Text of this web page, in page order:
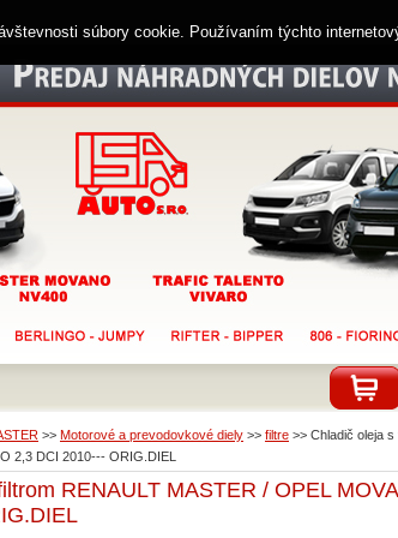
>> Motorové a prevodovkové diely >> filtre >> Chladič oleja s
2,3 DCI 2010--- ORIG.DIEL
RENAULT MASTER / OPEL
súbory cookie. Používaním týchto